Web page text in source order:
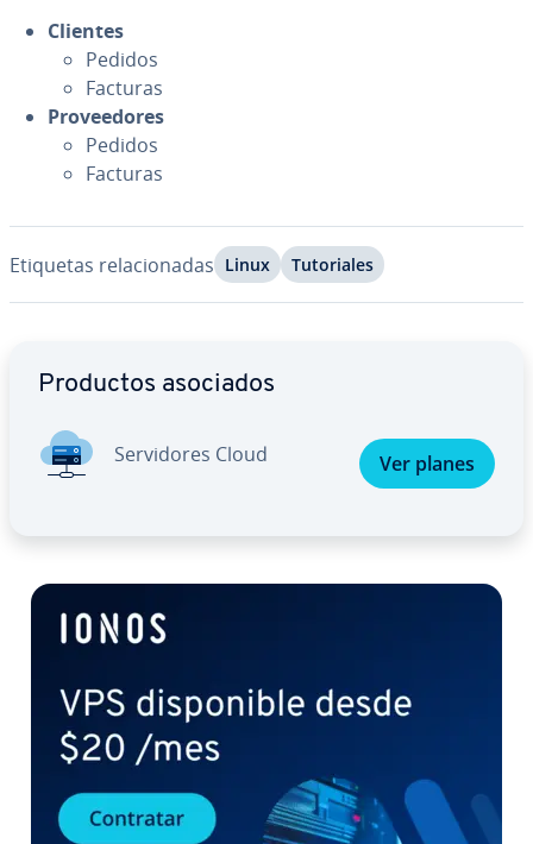
Clientes
Pedidos
Facturas
Pro­vee­do­res
Pedidos
Facturas
Etiquetas re­la­cio­na­das Linux Tu­to­ria­les
Productos asociados
Se­r­vi­do­res Cloud Ver planes